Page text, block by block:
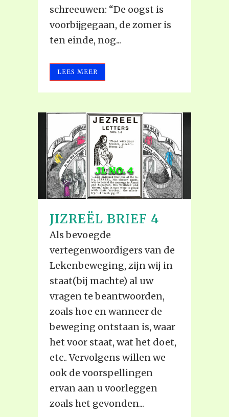
schreeuwen: “De oogst is
voorbijgegaan, de zomer is
ten einde, nog...
LEES MEER
JIZREËL BRIEF 4
Als bevoegde
vertegenwoordigers van de
Lekenbeweging, zijn wij in
staat(bij machte) al uw
vragen te beantwoorden,
zoals hoe en wanneer de
beweging ontstaan is, waar
het voor staat, wat het doet,
etc.. Vervolgens willen we
ook de voorspellingen
ervan aan u voorleggen
zoals het gevonden...